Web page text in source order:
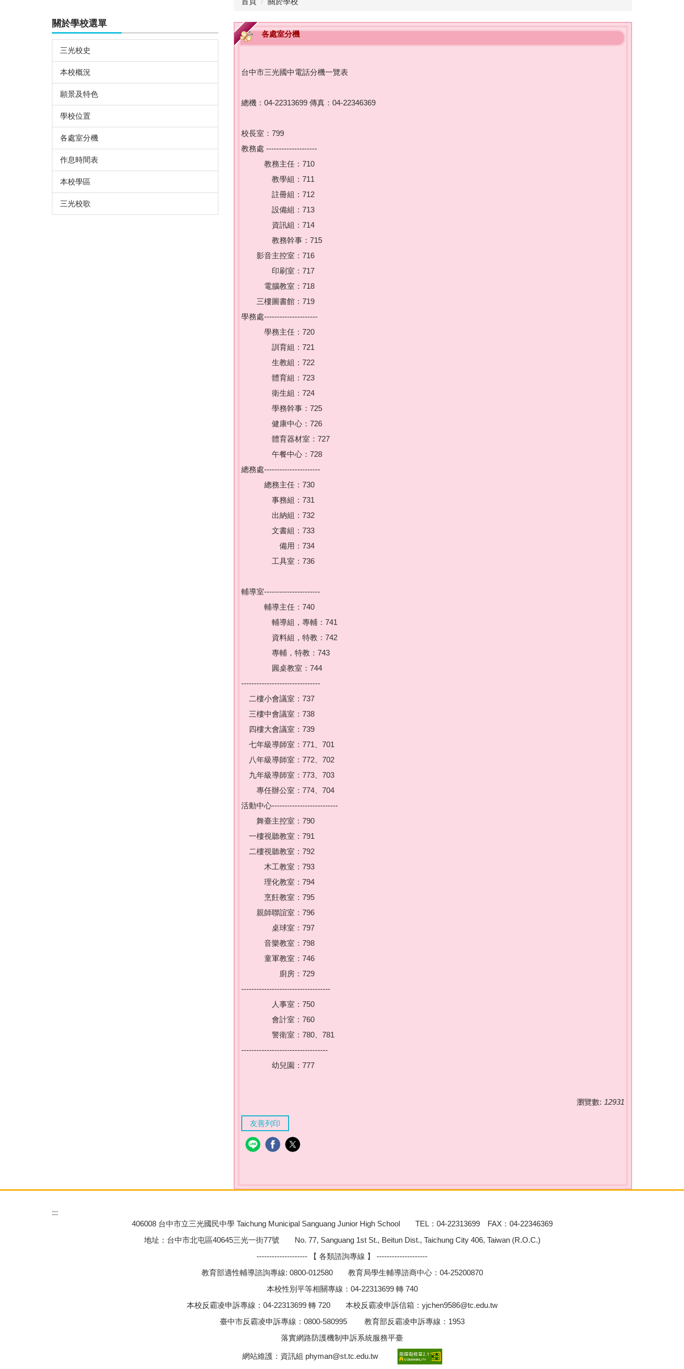
關於學校選單
三光校史
本校概況
願景及特色
學校位置
各處室分機
作息時間表
本校學區
三光校歌
各處室分機
台中市三光國中電話分機一覽表
總機：04-22313699 傳真：04-22346369
校長室：799
教務處 --------------------
教務主任：710
教學組：711
註冊組：712
設備組：713
資訊組：714
教務幹事：715
影音主控室：716
印刷室：717
電腦教室：718
三樓圖書館：719
學務處---------------------
學務主任：720
訓育組：721
生教組：722
體育組：723
衛生組：724
學務幹事：725
健康中心：726
體育器材室：727
午餐中心：728
總務處----------------------
總務主任：730
事務組：731
出納組：732
文書組：733
備用：734
工具室：736
輔導室----------------------
輔導主任：740
輔導組，專輔：741
資料組，特教：742
專輔，特教：743
圓桌教室：744
-------------------------------
二樓小會議室：737
三樓中會議室：738
四樓大會議室：739
七年級導師室：771、701
八年級導師室：772、702
九年級導師室：773、703
專任辦公室：774、704
活動中心--------------------------
舞臺主控室：790
一樓視聽教室：791
二樓視聽教室：792
木工教室：793
理化教室：794
烹飪教室：795
親師聯誼室：796
桌球室：797
音樂教室：798
童軍教室：746
廚房：729
-----------------------------------
人事室：750
會計室：760
警衛室：780、781
----------------------------------
幼兒園：777
瀏覽數: 12931
友善列印
:::
406008 台中市立三光國民中學 Taichung Municipal Sanguang Junior High School TEL：04-22313699 FAX：04-22346369
地址：台中市北屯區40645三光一街77號 No. 77, Sanguang 1st St., Beitun Dist., Taichung City 406, Taiwan (R.O.C.)
-------------------- 【 各類諮詢專線 】 --------------------
教育部適性輔導諮詢專線: 0800-012580 教育局學生輔導諮商中心：04-25200870
本校性別平等相關專線：04-22313699 轉 740
本校反霸凌申訴專線：04-22313699 轉 720 本校反霸凌申訴信箱： yjchen9586@tc.edu.tw
臺中市反霸凌申訴專線：0800-580995 教育部反霸凌申訴專線：1953
落實網路防護機制申訴系統服務平臺
網站維護：資訊組 phyman@st.tc.edu.tw